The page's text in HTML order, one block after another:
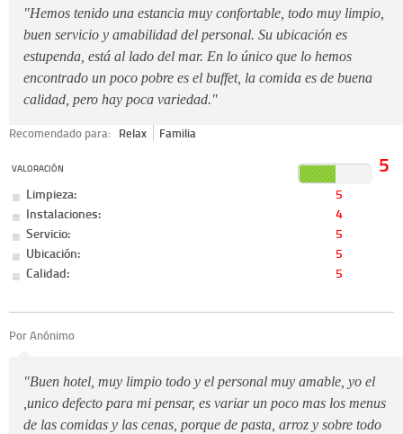
"Hemos tenido una estancia muy confortable, todo muy limpio,
buen servicio y amabilidad del personal. Su ubicación es
estupenda, está al lado del mar. En lo único que lo hemos
encontrado un poco pobre es el buffet, la comida es de buena
calidad, pero hay poca variedad."
Recomendado para: Relax Familia
VALORACIÓN 5
Limpieza:
5
Instalaciones:
4
Servicio:
5
Ubicación:
5
Calidad:
5
Por Anónimo
"Buen hotel, muy limpio todo y el personal muy amable, yo el
,unico defecto para mi pensar, es variar un poco mas los menus
de las comidas y las cenas, porque de pasta, arroz y sobre todo